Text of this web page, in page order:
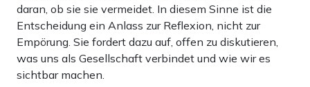
daran, ob sie sie vermeidet. In diesem Sinne ist die
Entscheidung ein Anlass zur Reflexion, nicht zur
Empörung. Sie fordert dazu auf, offen zu diskutieren,
was uns als Gesellschaft verbindet und wie wir es
sichtbar machen.